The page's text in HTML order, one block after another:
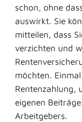
schon, ohne
auswirkt. Sie
mitteilen, dass
verzichten und
möchten.
Rentenzahlung,
eigenen
Arbeitgebers.